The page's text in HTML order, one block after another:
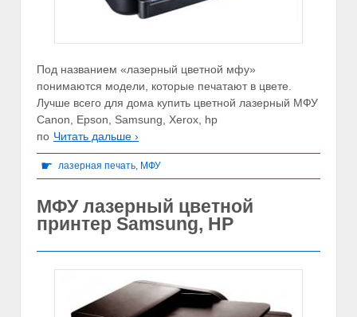
Под названием «лазерный цветной мфу»
понимаются модели, которые печатают в цвете.
Лучше всего для дома купить цветной лазерный МФУ
Сanon, Epson, Samsung, Xerox, hp
по Читать дальше ›
☛ лазерная печать, МФУ
МФУ лазерный цветной
принтер Samsung, HP